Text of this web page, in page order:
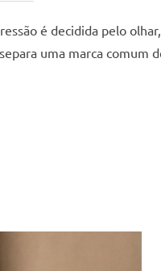
é decidida pelo olhar,
uma marca comum
PRODUTO EM UMA